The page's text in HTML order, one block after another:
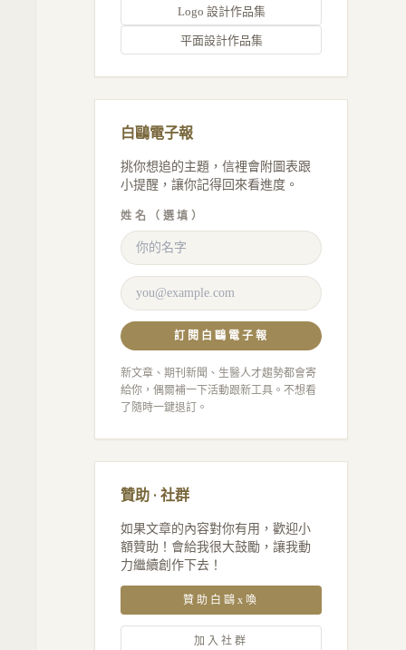
Logo 設計作品集
平面設計作品集
白鷗電子報
挑你想追的主題，信裡會附圖表跟
小提醒，讓你記得回來看進度。
姓名（選填）
訂閱白鷗電子報
新文章、期刊新聞、生醫人才趨勢都會寄
給你，偶爾補一下活動跟新工具。不想看
了隨時一鍵退訂。
贊助 · 社群
如果文章的內容對你有用，歡迎小
額贊助！會給我很大鼓勵，讓我動
力繼續創作下去！
贊助白鷗x喚
加入社群